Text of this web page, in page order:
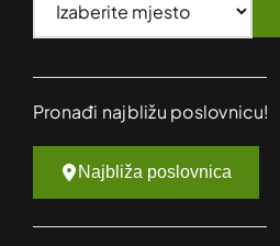
Pronađi najbližu poslovnicu!
Najbliža poslovnica